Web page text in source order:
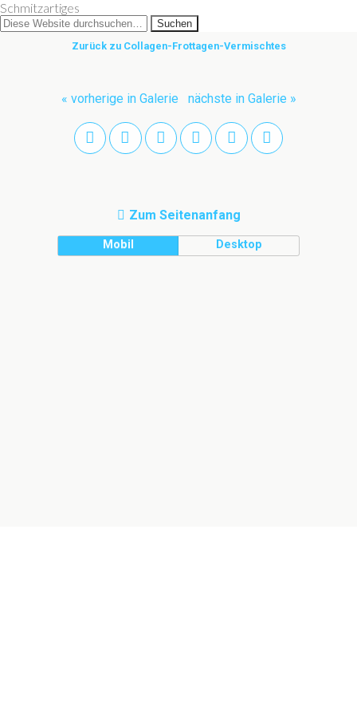
Schmitzartiges
Zurück zu Collagen-Frottagen-Vermischtes
« vorherige in Galerie nächste in Galerie »
Zum Seitenanfang
Mobil Desktop